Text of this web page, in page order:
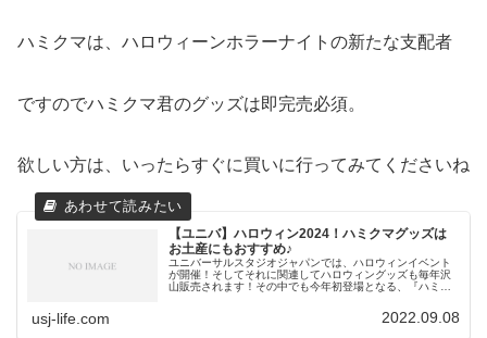
ハミクマは、ハロウィーンホラーナイトの新たな支配者
ですのでハミクマ君のグッズは即完売必須。
欲しい方は、いったらすぐに買いに行ってみてくださいね
【ユニバ】ハロウィン2024！ハミクマグッズは
お土産にもおすすめ♪
ユニバーサルスタジオジャパンでは、ハロウィンイベント
が開催！そしてそれに関連してハロウィングッズも毎年沢
山販売されます！その中でも今年初登場となる、『ハミク
usj-life.com 2022.09.08